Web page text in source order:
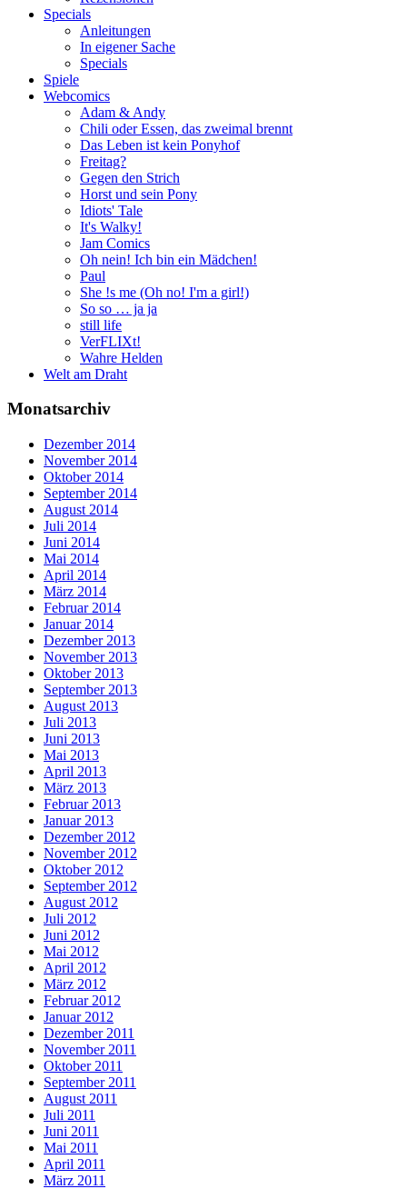
Specials
Anleitungen
In eigener Sache
Specials
Spiele
Webcomics
Adam & Andy
Chili oder Essen, das zweimal brennt
Das Leben ist kein Ponyhof
Freitag?
Gegen den Strich
Horst und sein Pony
Idiots' Tale
It's Walky!
Jam Comics
Oh nein! Ich bin ein Mädchen!
Paul
She !s me (Oh no! I'm a girl!)
So so … ja ja
still life
VerFLIXt!
Wahre Helden
Welt am Draht
Monatsarchiv
Dezember 2014
November 2014
Oktober 2014
September 2014
August 2014
Juli 2014
Juni 2014
Mai 2014
April 2014
März 2014
Februar 2014
Januar 2014
Dezember 2013
November 2013
Oktober 2013
September 2013
August 2013
Juli 2013
Juni 2013
Mai 2013
April 2013
März 2013
Februar 2013
Januar 2013
Dezember 2012
November 2012
Oktober 2012
September 2012
August 2012
Juli 2012
Juni 2012
Mai 2012
April 2012
März 2012
Februar 2012
Januar 2012
Dezember 2011
November 2011
Oktober 2011
September 2011
August 2011
Juli 2011
Juni 2011
Mai 2011
April 2011
März 2011